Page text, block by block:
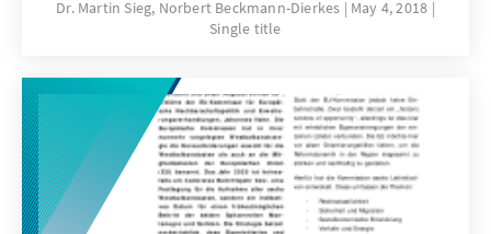
these external actors from a European and
German perspective. This report forms part of
our wide range of activities and projects that
aim the integration of the Western Balkan
states into the European Union and promote
dialogue on foreign and security policy issues
in Germany.
Dr. Martin Sieg, Norbert Beckmann-Dierkes
May 4, 2018
Single title